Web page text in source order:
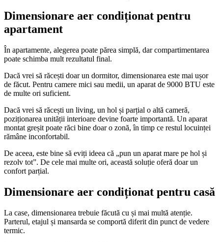
Dimensionare aer condiționat pentru
apartament
În apartamente, alegerea poate părea simplă, dar compartimentarea
poate schimba mult rezultatul final.
Dacă vrei să răcești doar un dormitor, dimensionarea este mai ușor
de făcut. Pentru camere mici sau medii, un aparat de 9000 BTU este
de multe ori suficient.
Dacă vrei să răcești un living, un hol și parțial o altă cameră,
poziționarea unității interioare devine foarte importantă. Un aparat
montat greșit poate răci bine doar o zonă, în timp ce restul locuinței
rămâne inconfortabil.
De aceea, este bine să eviți ideea că „pun un aparat mare pe hol și
rezolv tot”. De cele mai multe ori, această soluție oferă doar un
confort parțial.
Dimensionare aer condiționat pentru casă
La case, dimensionarea trebuie făcută cu și mai multă atenție.
Parterul, etajul și mansarda se comportă diferit din punct de vedere
termic.